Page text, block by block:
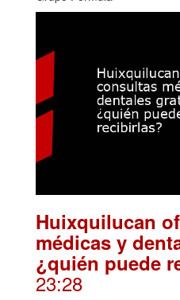
Huixquilucan
médicas y
¿quién puede
23:28